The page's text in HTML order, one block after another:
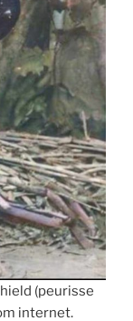
(peurisse
internet.